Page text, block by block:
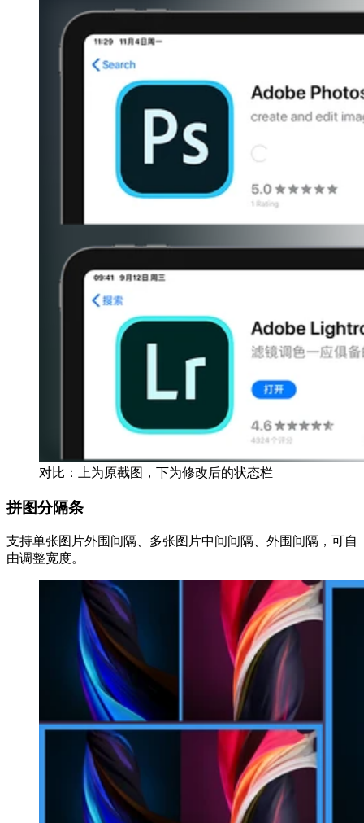
对比：上为原截图，下为修改后的状态栏
拼图分隔条
支持单张图片外围间隔、多张图片中间间隔、外围间隔，可自
由调整宽度。